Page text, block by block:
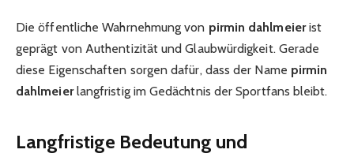
Die öffentliche Wahrnehmung von pirmin dahlmeierist
geprägt von Authentizität und Glaubwürdigkeit. Gerade
diese Eigenschaften sorgen dafür, dass der Name pirmin
dahlmeierlangfristig im Gedächtnis der Sportfans bleibt.
Langfristige Bedeutung und